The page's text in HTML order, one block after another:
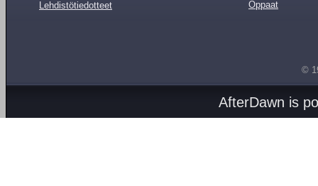
Lehdistötiedotteet Oppaat
©
AfterDawn is